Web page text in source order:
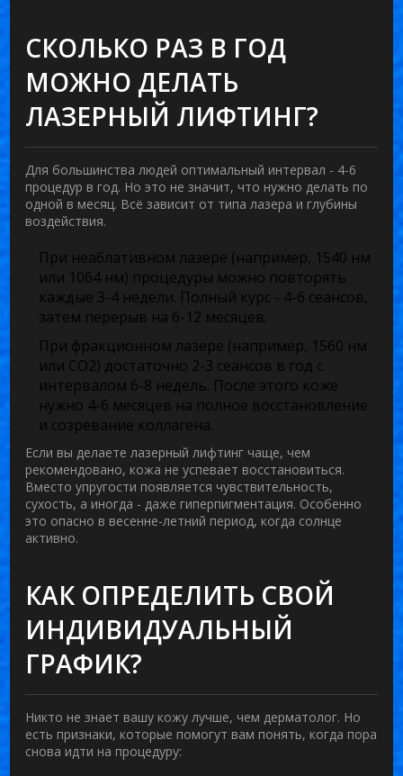
СКОЛЬКО РАЗ В ГОД
МОЖНО ДЕЛАТЬ
ЛАЗЕРНЫЙ ЛИФТИНГ?
Для большинства людей оптимальный интервал - 4-6
процедур в год. Но это не значит, что нужно делать по
одной в месяц. Всё зависит от типа лазера и глубины
воздействия.
При неаблативном лазере (например, 1540 нм
или 1064 нм) процедуры можно повторять
каждые 3-4 недели. Полный курс - 4-6 сеансов,
затем перерыв на 6-12 месяцев.
При фракционном лазере (например, 1560 нм
или CO2) достаточно 2-3 сеансов в год с
интервалом 6-8 недель. После этого коже
нужно 4-6 месяцев на полное восстановление
и созревание коллагена.
Если вы делаете лазерный лифтинг чаще, чем
рекомендовано, кожа не успевает восстановиться.
Вместо упругости появляется чувствительность,
сухость, а иногда - даже гиперпигментация. Особенно
это опасно в весенне-летний период, когда солнце
активно.
КАК ОПРЕДЕЛИТЬ СВОЙ
ИНДИВИДУАЛЬНЫЙ
ГРАФИК?
Никто не знает вашу кожу лучше, чем дерматолог. Но
есть признаки, которые помогут вам понять, когда пора
снова идти на процедуру: